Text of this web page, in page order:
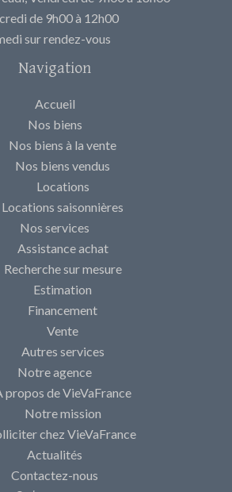
de 9h00 à 12h00
sur rendez-vous
Navigation
Accueil
Nos biens
Nos biens à la vente
Nos biens vendus
Locations
Locations saisonnières
Nos services
Assistance achat
Recherche sur mesure
Estimation
Financement
Vente
Autres services
Notre agence
propos de VieVaFrance
Notre mission
chez VieVaFrance
Actualités
Contactez-nous